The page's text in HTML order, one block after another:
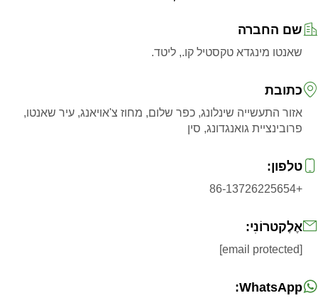
שם החברה
שאנטו מינגדא טקסטיל קו., ליטד.
כתובת
אזור התעשייה שינלונג, כפר שלום, מחוז צ'אויאנג, עיר שאנטו,
פרובינציית גואנגדונג, סין
טלפון:
+86-13726225654
אֶלֶקטרוֹנִי:
[email protected]
WhatsApp: